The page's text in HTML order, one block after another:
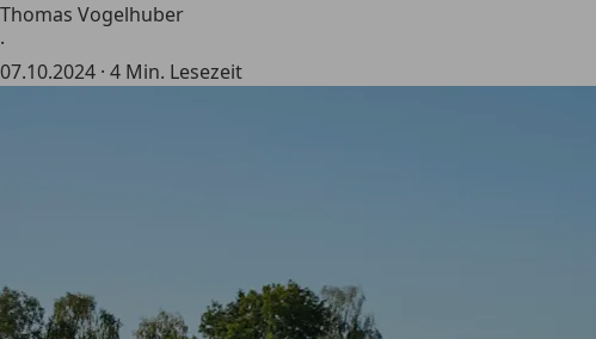
Thomas Vogelhuber
·
07.10.2024 · 4 Min. Lesezeit